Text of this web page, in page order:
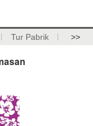
Tur Pabrik >>